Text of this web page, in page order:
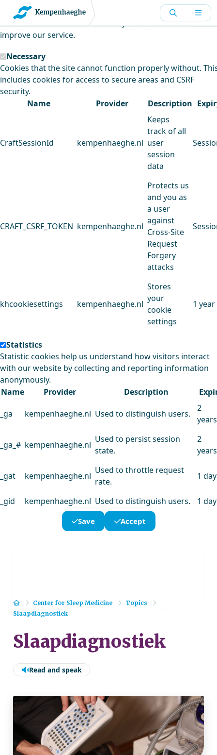
Kempenhaeghe uses cookies
This website uses cookies to analyse our traffic and
improve our service.
Necessary
Cookies that the site cannot function properly without.
includes cookies for access to secure areas and CSRF
security.
Name
Provider Description
CraftSessionId kempenhaeghe.nl
Keeps
track of all
user
session
data
CRAFT_CSRF_TOKEN kempenhaeghe.nl
Protects us
and you as
a user
against
Cross-Site
Request
Forgery
attacks
khcookiesettings kempenhaeghe.nl
Stores
your
cookie
settings
1 year
Statistics
Statistic cookies help us understand how visitors interact
with our website by collecting and reporting information
anonymously.
Name
Provider Description
_ga kempenhaeghe.nl Used to distinguish users.
2
years
_ga_# kempenhaeghe.nl
Used to persist session
state.
2
years
_gat kempenhaeghe.nl
Used to throttle request
rate.
1 day
_gid kempenhaeghe.nl Used to distinguish users. 1 day
Save Accept
HomeCenter for Sleep Medicine
Topics
Slaapdiagnostiek
Slaapdiagnostiek
Read and speak